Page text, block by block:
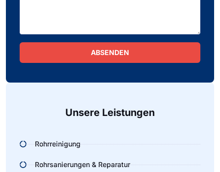
ABSENDEN
Unsere Leistungen
Rohrreinigung
Rohrsanierungen & Reparatur